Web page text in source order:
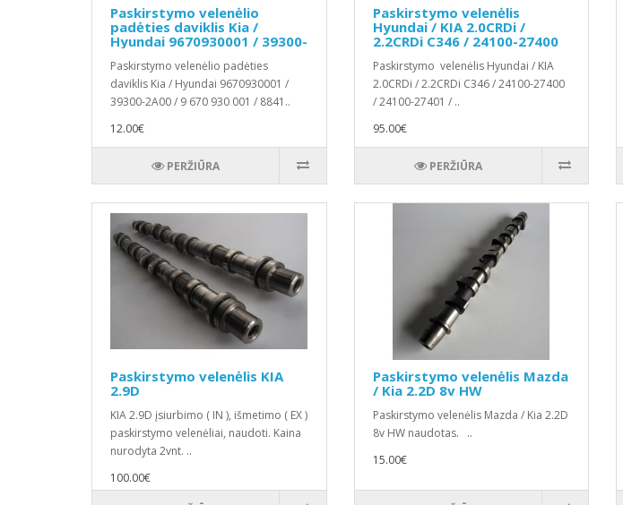
Paskirstymo velenėlio
padėties daviklis Kia /
Hyundai 9670930001 / 39300-
Paskirstymo velenėlio padėties
daviklis Kia / Hyundai 9670930001 /
39300-2A00 / 9 670 930 001 / 8841..
12.00€
PERŽIŪRA
Paskirstymo velenėlis
Hyundai / KIA 2.0CRDi /
2.2CRDi C346 / 24100-27400
Paskirstymo velenėlis Hyundai / KIA
2.0CRDi / 2.2CRDi C346 / 24100-27400
/ 24100-27401 / ..
95.00€
PERŽIŪRA
Paskirstymo velenėlis KIA
2.9D
KIA 2.9D įsiurbimo ( IN ), išmetimo ( EX )
paskirstymo velenėliai, naudoti. Kaina
nurodyta 2vnt. ..
100.00€
Paskirstymo velenėlis Mazda
/ Kia 2.2D 8v HW
Paskirstymo velenėlis Mazda / Kia 2.2D
8v HW naudotas. ..
15.00€